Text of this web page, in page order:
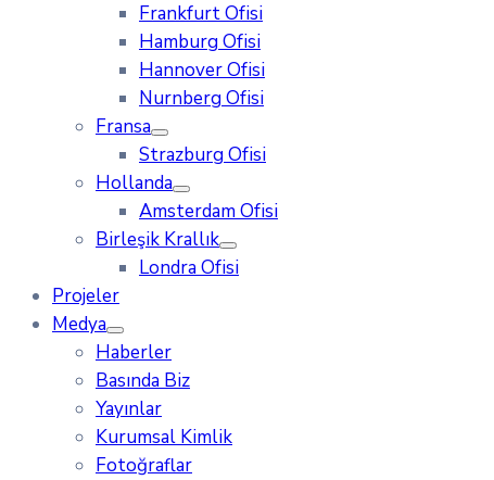
Frankfurt Ofisi
Hamburg Ofisi
Hannover Ofisi
Nurnberg Ofisi
Fransa
Strazburg Ofisi
Hollanda
Amsterdam Ofisi
Birleşik Krallık
Londra Ofisi
Projeler
Medya
Haberler
Basında Biz
Yayınlar
Kurumsal Kimlik
Fotoğraflar